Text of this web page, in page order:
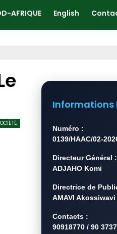
AFRIQUE English
Informations
Numéro :
0139/HAAC/02-
Directeur Général :
ADJAHO Komi
Directrice de
AMAVI Akossiwavi
Contacts :
90918770 / 90